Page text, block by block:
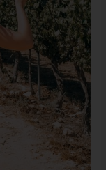
עכשווית
ותחזיות
לעתיד